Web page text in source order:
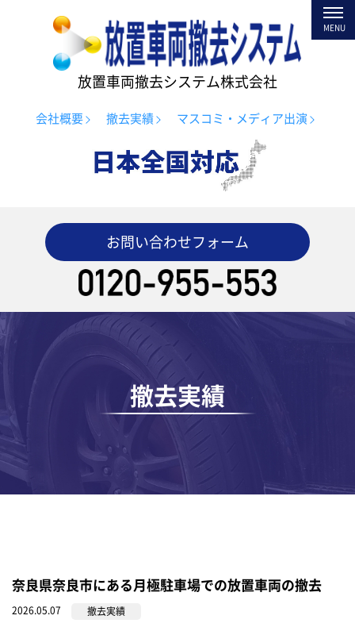
放置車両撤去システム株式会社
会社概要 撤去実績 マスコミ・メディア出演
お問い合わせフォーム
撤去実績
奈良県奈良市にある月極駐車場での放置車両の撤去
2026.05.07 撤去実績
MENU